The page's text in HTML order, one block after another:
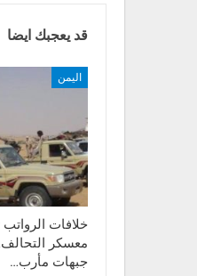
الحكومة في عهد
المصدر : العالم
قد يعجبك ايضا
اليمن
خلافات
معسكر
جبهات مأرب…